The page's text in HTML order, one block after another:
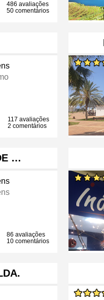
486 avaliações
50 comentários
117 avaliações
2 comentários
…
86 avaliações
10 comentários